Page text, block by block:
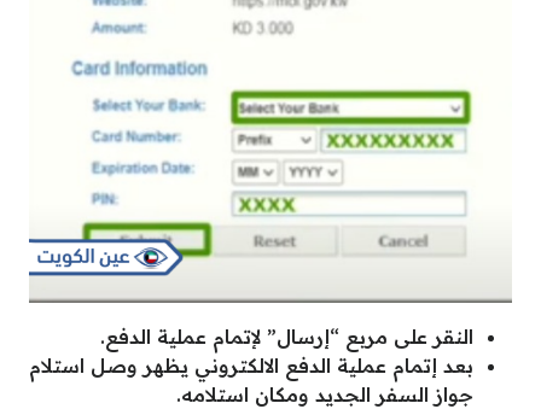
النقر على مربع “إرسال” لإتمام عملية الدفع.
بعد إتمام عملية الدفع الالكتروني يظهر وصل استلام
جواز السفر الجديد ومكان استلامه.